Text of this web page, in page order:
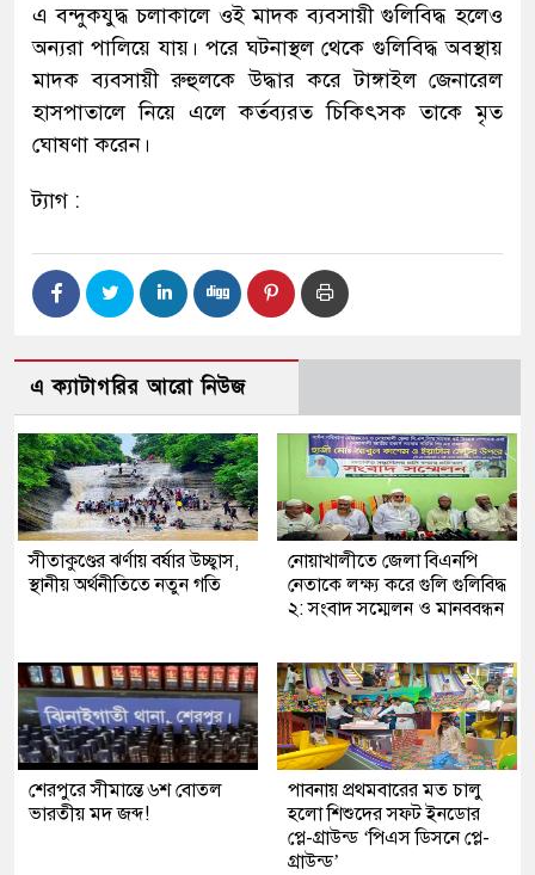
এ বন্দুকযুদ্ধ চলাকালে ওই মাদক ব্যবসায়ী গুলিবিদ্ধ হলেও
অন্যরা পালিয়ে যায়। পরে ঘটনাস্থল থেকে গুলিবিদ্ধ অবস্থায়
মাদক ব্যবসায়ী রুহুলকে উদ্ধার করে টাঙ্গাইল জেনারেল
হাসপাতালে নিয়ে এলে কর্তব্যরত চিকিৎসক তাকে মৃত
ঘোষণা করেন।
ট্যাগ :
এ ক্যাটাগরির আরো নিউজ
সীতাকুণ্ডের ঝর্ণায় বর্ষার উচ্ছ্বাস,
স্থানীয় অর্থনীতিতে নতুন গতি
নোয়াখালীতে জেলা বিএনপি
নেতাকে লক্ষ্য করে গুলি গুলিবিদ্ধ
২: সংবাদ সম্মেলন ও মানববন্ধন
শেরপুরে সীমান্তে ৬শ বোতল
ভারতীয় মদ জব্দ!
পাবনায় প্রথমবারের মত চালু
হলো শিশুদের সফট ইনডোর
প্লে-গ্রাউন্ড ‘পিএস ডিসনে প্লে-
গ্রাউন্ড’